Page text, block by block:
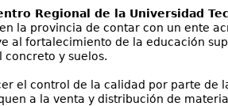
Regional de la Universidad
la provincia de contar con un ente
al fortalecimiento de la educación
y suelos.
el control de la calidad por parte de
a la venta y distribución de